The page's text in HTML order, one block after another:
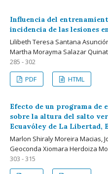
Influencia del
incidencia de las lesiones
Lilibeth Teresa Santana
Martha Morayma Salazar
285 - 302
PDF
HTML
Efecto de un programa
sobre la altura del salto
Ecuavóley de La Libertad,
Marlon Shiraly Moreira Macias,
Geoconda Xiomara Herdoiza
303 - 315